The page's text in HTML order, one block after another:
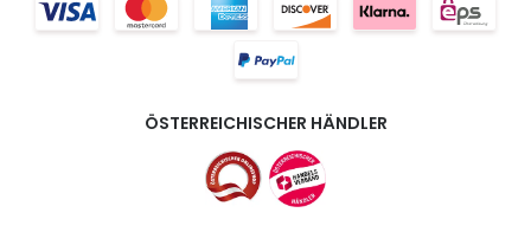
ÖSTERREICHISCHER HÄNDLER